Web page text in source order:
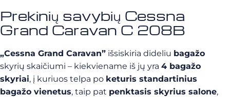
Prekinių savybių Cessna
Grand Caravan C 208B
„Cessna Grand Caravan” išsiskiria dideliu bagažo
skyrių skaičiumi – kiekviename iš jų yra 4 bagažo
skyriai, į kuriuos telpa po keturis standartinius
bagažo vienetus, taip pat penktasis skyrius salone,